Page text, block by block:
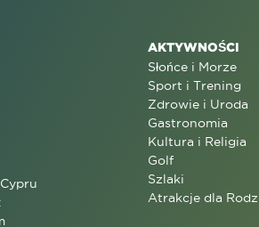
AKTYWNOŚCI
Słońce i Morze
Sport i Trening
Zdrowie i Uroda
Gastronomia
Kultura i Religia
Golf
Szlaki
Atrakcje dla